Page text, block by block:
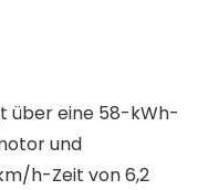
über eine 58-kWh-
und
h-Zeit von 6,2